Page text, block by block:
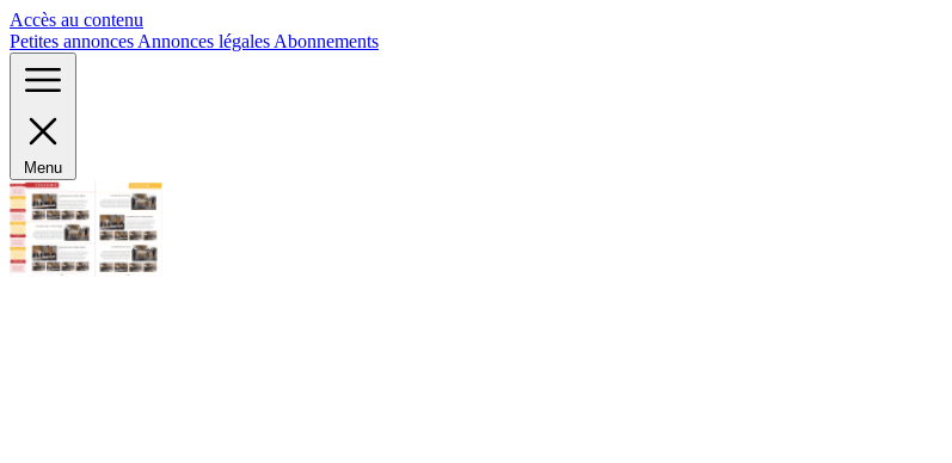
Accès au contenu
Petites annonces Annonces légales Abonnements
Menu
Panneau de gestion des cookies